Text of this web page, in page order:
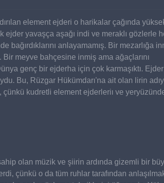
element ejderi o harikalar çağında
yavaşça aşağı indi ve meraklı gözlerle
anlayamamış. Bir mezarlığa
Bir meyve bahçesine inmiş ama ağaçlarını
genç bir ejderha için çok karmaşıktı. Ejder
Bu, Rüzgar Hükümdarı'na ait olan lirin
çünkü kudretli element ejderleriı ve
olan müzik ve şiirin ardında gizemli bir
çünkü o da tüm ruhlar tarafından